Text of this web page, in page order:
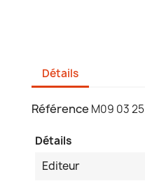
Détails
Référence M09 03 25
Détails
Editeur